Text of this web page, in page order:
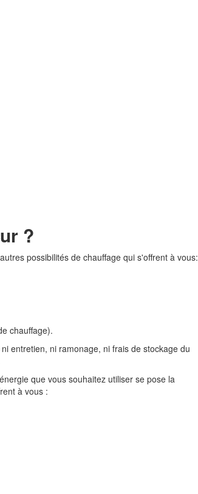
?
possibilités de chauffage qui s'offrent à vous:
chauffage).
entretien, ni ramonage, ni frais de stockage du
que vous souhaitez utiliser se pose la
à vous :